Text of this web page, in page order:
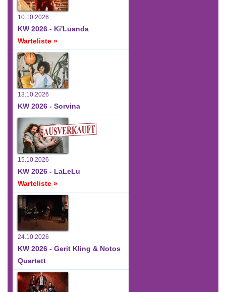
10.10.2026
KW 2026 - Ki'Luanda
Warteliste »
13.10.2026
KW 2026 - Sorvina
15.10.2026
KW 2026 - LaLeLu
Warteliste »
24.10.2026
KW 2026 - Gerit Kling & Notos
Quartett